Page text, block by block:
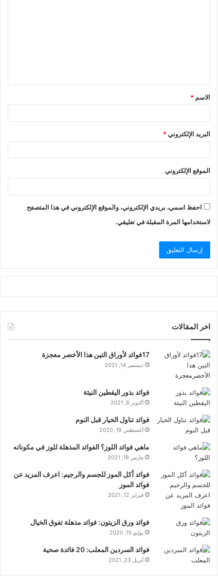
ق
*
الاسم *
البريد الإلكتروني*
الموقع الإلكتروني
احفظ اسمي، بريدي الإلكتروني، والموقع الإلكتروني في هذا المتصفح
لاستخدامها المرة المقبلة في تعليقي.
اخر المقالات
17فوائد لأوراق التين هذا الأخضر معجزة
ديسمبر 14, 2021
فوائد بذور اليقطين النيئة
أكتوبر 8, 2021
فوائد تناول الخيار قبل النوم
أغسطس 19, 2020
ماهي فوائد اللوز؟ الفوائد المذهلة للوز في مكوناته
مارس 19, 2021
فوائد أكل الموز للجسم والرجيم: اعرف المزيد عن
فوائد الموز
فبراير 12, 2021
فوائد ورق الزيتون: فوائد مذهلة تفوق الخيال
يوليو 15, 2020
فوائد السردين المعلب: 20 فائدة صحية
أبريل 23, 2021